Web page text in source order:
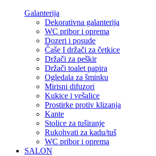
Galanterija
Dekorativna galanterija
WC pribor i oprema
Dozeri i posude
Čaše I držači za četkice
Držači za peškir
Držači toalet papira
Ogledala za šminku
Mirisni difuzori
Kukice i vešalice
Prostirke protiv klizanja
Kante
Stolice za tuširanje
Rukohvati za kadu/tuš
WC pribor i oprema
SALON